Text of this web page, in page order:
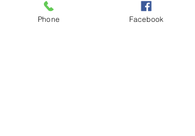
Phone Facebook